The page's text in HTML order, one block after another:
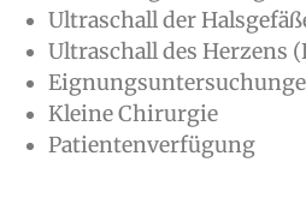
Ultraschall der
Ultraschall des Herzens
Kleine Chirurgie
Patientenverfügung